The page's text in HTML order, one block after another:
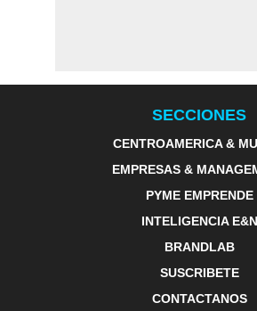
SECCIONES
CENTROAMERICA &
EMPRESAS &
PYME EMPRENDE
INTELIGENCIA E&N
BRANDLAB
SUSCRIBETE
CONTACTANOS